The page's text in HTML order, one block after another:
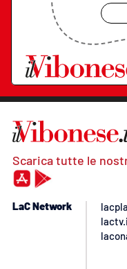
Scarica tutte le
LaC Network